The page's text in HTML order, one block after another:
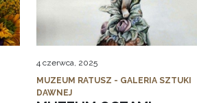
4 czerwca, 2025
MUZEUM RATUSZ - GALERIA SZTUKI
DAWNEJ